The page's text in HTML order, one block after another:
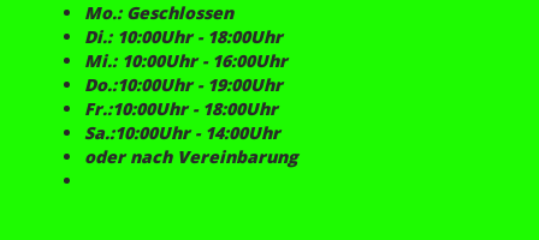
Mo.: Geschlossen
Di.: 10:00Uhr - 18:00Uhr
Mi.: 10:00Uhr - 16:00Uhr
Do.:10:00Uhr - 19:00Uhr
Fr.:10:00Uhr - 18:00Uhr
Sa.:10:00Uhr - 14:00Uhr
oder nach Vereinbarung